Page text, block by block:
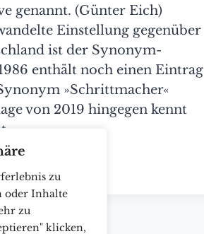
zu
oder Inhalte
zu
klicken,
genannt. (Günter Eich)
Einstellung gegenüber
ist der Synonym-
enthält noch einen Eintrag
»Schrittmacher«
von 2019 hingegen kennt